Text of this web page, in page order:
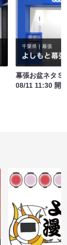
幕張お盆ネタＳ
08/11 11:30 開